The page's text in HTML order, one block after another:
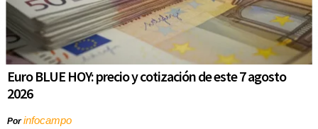
Euro BLUE HOY: precio y cotización de este 7 agosto
2026
Porinfocampo